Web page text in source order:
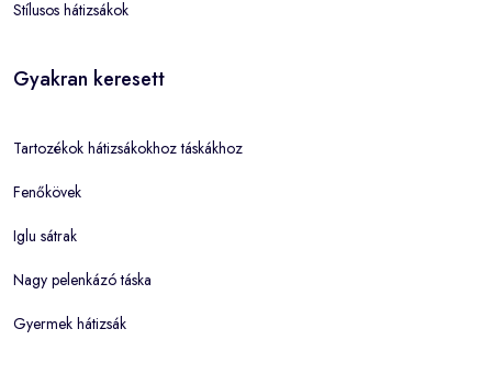
Stílusos hátizsákok
Gyakran keresett
Tartozékok hátizsákokhoz táskákhoz
Fenőkövek
Iglu sátrak
Nagy pelenkázó táska
Gyermek hátizsák